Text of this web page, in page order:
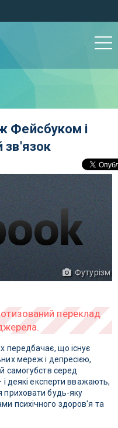
Фейсбуком і
зв'язок
Футурізм
передбачає, що існує
мереж і депресією,
самогубств серед
і деякі експерти вважають,
приховати будь-яку
психічного здоров'я та